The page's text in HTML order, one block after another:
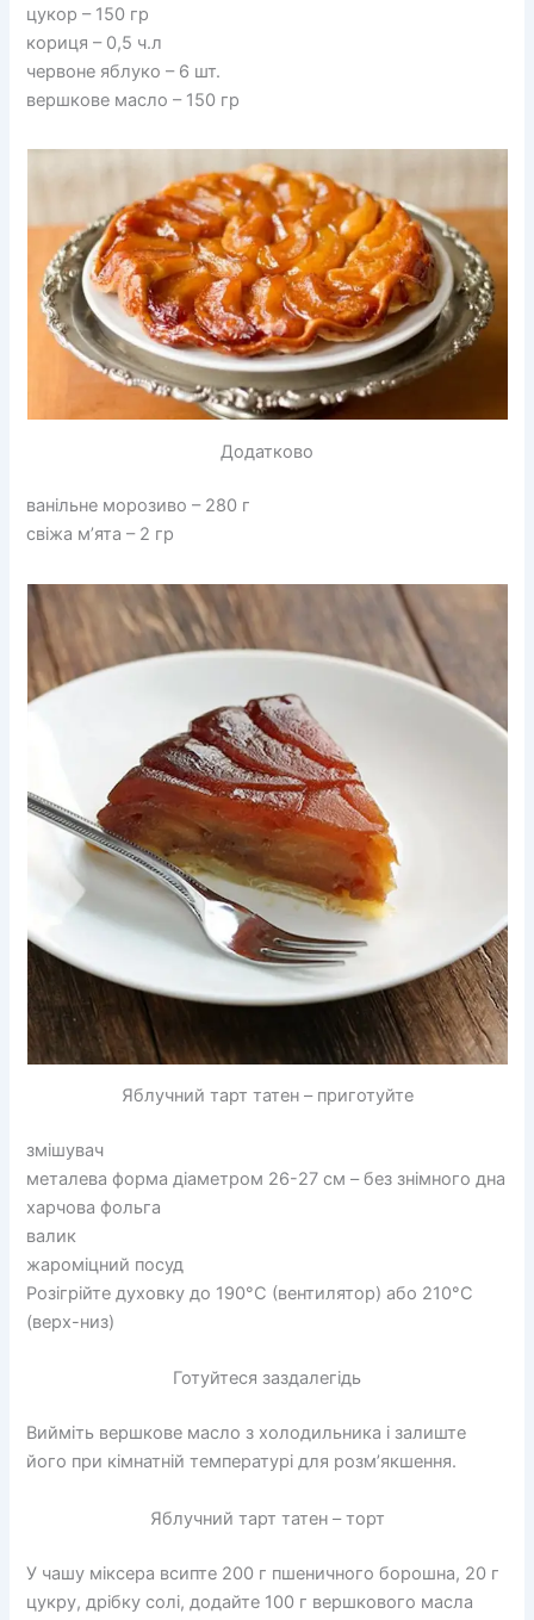
цукор – 150 гр
кориця – 0,5 ч.л
червоне яблуко – 6 шт.
вершкове масло – 150 гр
Додатково
ванільне морозиво – 280 г
свіжа м’ята – 2 гр
Яблучний тарт татен – приготуйте
змішувач
металева форма діаметром 26-27 см – без знімного дна
харчова фольга
валик
жароміцний посуд
Розігрійте духовку до 190°C (вентилятор) або 210°C
(верх-низ)
Готуйтеся заздалегідь
Вийміть вершкове масло з холодильника і залиште
його при кімнатній температурі для розм’якшення.
Яблучний тарт татен – торт
У чашу міксера всипте 200 г пшеничного борошна, 20 г
цукру, дрібку солі, додайте 100 г вершкового масла